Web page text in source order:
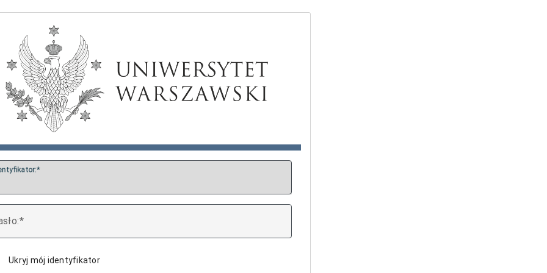
Ukryj mój identyfikator